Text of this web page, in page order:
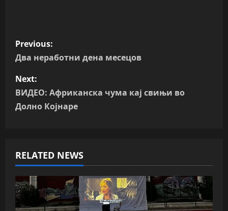
P
o
s
t
v
i
Previous:
Два неработни дена месецов
Next:
ВИДЕО: Африканска чума кај свињи во
Долно Којнаре
RELATED NEWS